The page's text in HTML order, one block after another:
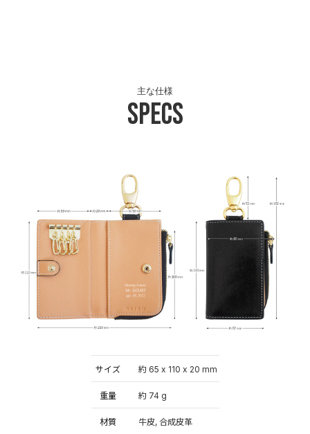
Specs
主な仕様
サイズ 約 65 x 110 x 20 mm
重量 約 74 g
材質 牛皮, 合成皮革